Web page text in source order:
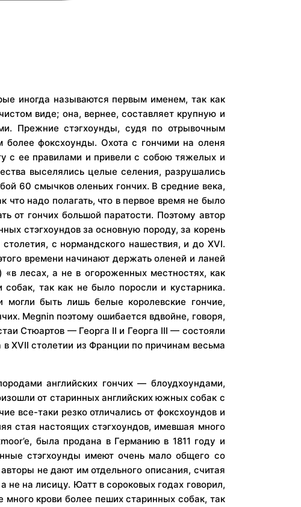
иногда называются первым именем, так как
виде; она, вернее, составляет крупную и
Прежние стэгхоунды, судя по отрывочным
фоксхоунды. Охота с гончими на оленя
с ее правилами и привели с собою тяжелых и
выселялись целые селения, разрушались
60 смычков оленьих гончих. В средние века,
надо полагать, что в первое время не было
от гончих большой паратости. Поэтому автор
стэгхоундов за основную породу, за корень
с нормандского нашествия, и до XVI.
времени начинают держать оленей и ланей
лесах, а не в огороженных местностях, как
так как не было поросли и кустарника.
быть лишь белые королевские гончие,
Megnin поэтому ошибается вдвойне, говоря,
Стюартов — Георга II и Георга III — состояли
XVII столетии из Франции по причинам весьма
английских гончих — блоудхоундами,
от старинных английских южных собак с
все-таки резко отличались от фоксхоундов и
стая настоящих стэгхоундов, имевшая много
была продана в Германию в 1811 году и
стэгхоунды имеют очень мало общего со
не дают им отдельного описания, считая
на лисицу. Юатт в сороковых годах говорил,
крови более пеших старинных собак, так